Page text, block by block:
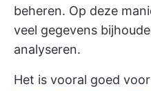
beheren. Op deze
veel gegevens
analyseren.
Het is vooral goed